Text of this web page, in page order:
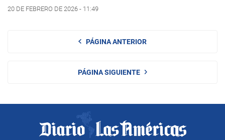
20 DE FEBRERO DE 2026 - 11:49
PÁGINA ANTERIOR
PÁGINA SIGUIENTE